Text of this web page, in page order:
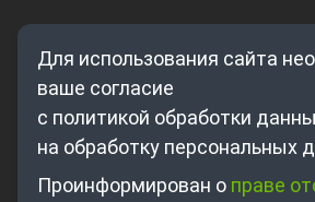
Для использования сайта
ваше согласие
с политикой обработки
на обработку персональных
Проинформирован о праве
Где купить?